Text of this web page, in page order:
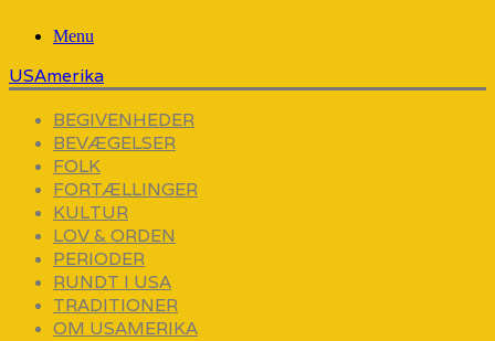
Menu
USAmerika
BEGIVENHEDER
BEVÆGELSER
FOLK
FORTÆLLINGER
KULTUR
LOV & ORDEN
PERIODER
RUNDT I USA
TRADITIONER
OM USAMERIKA